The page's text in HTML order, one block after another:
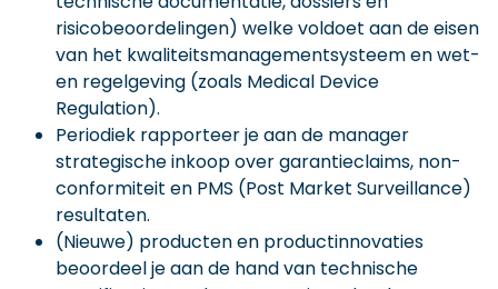
risicobeoordelingen) welke voldoet aan de eisen
van het kwaliteitsmanagementsysteem en wet-
en regelgeving (zoals Medical Device
Regulation).
Periodiek rapporteer je aan de manager
strategische inkoop over garantieclaims, non-
conformiteit en PMS (Post Market Surveillance)
resultaten.
(Nieuwe) producten en productinnovaties
beoordeel je aan de hand van technische